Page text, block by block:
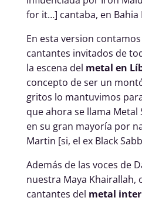
for it…] cantaba, en Bahia
En esta version
cantantes invitados de
la escena del metal en
concepto de ser un
gritos lo mantuvimos
que ahora se llama Metal
en su gran mayoría por
Martin [si, el ex Black
Además de las voces de
nuestra Maya Khairallah,
cantantes del metal